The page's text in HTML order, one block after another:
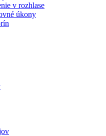
v rozhlase
úkony